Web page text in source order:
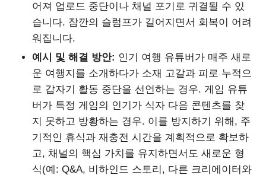
어져 업로드 중단이나 채널 포기로 귀결될 수 있
습니다. 잠깐의 슬럼프가 길어지면서 회복이 어려
워집니다.
예시 및 해결 방안: 인기 여행 유튜버가 매주 새로
운 여행지를 소개하다가 소재 고갈과 피로 누적으
로 갑자기 활동 중단을 선언하는 경우. 게임 유튜
버가 특정 게임의 인기가 식자 다음 콘텐츠를 찾
지 못하고 방황하는 경우. 이를 방지하기 위해, 주
기적인 휴식과 재충전 시간을 계획적으로 확보하
고, 채널의 핵심 가치를 유지하면서도 새로운 형
식(예: Q&A, 비하인드 스토리, 다른 크리에이터와